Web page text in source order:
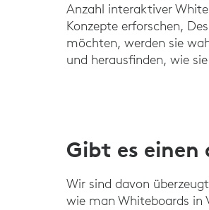
Anzahl interaktiver
Konzepte erforschen,
möchten, werden sie
und herausfinden, wie
Gibt es einen
Wir sind davon
wie man Whiteboards in